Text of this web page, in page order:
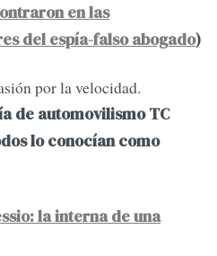
en las
del espía-falso abogado)
por la velocidad.
de automovilismo TC
lo conocían como
la interna de una